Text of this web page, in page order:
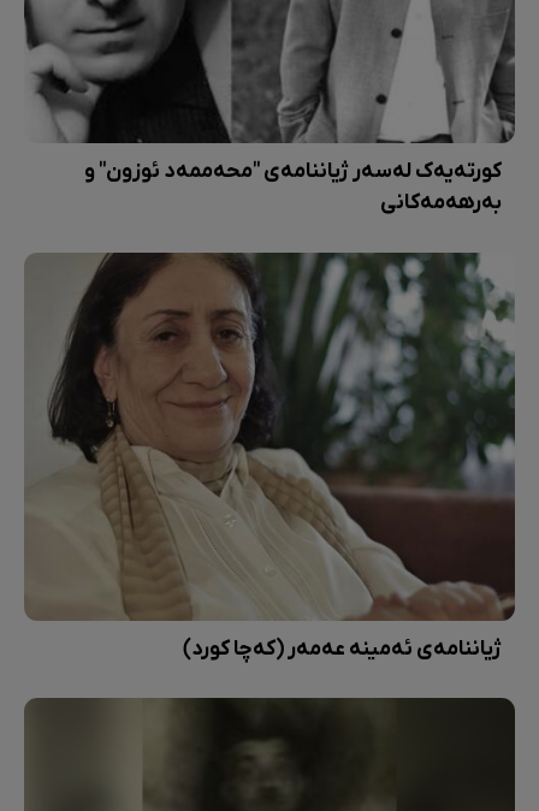
کورتەیەک لەسەر ژیاننامەی "محەممەد ئوزون" و
بەرهەمەکانی
ژیاننامەی ئەمینە عەمەر (کەچا کورد)